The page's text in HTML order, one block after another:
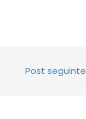
Post seguinte